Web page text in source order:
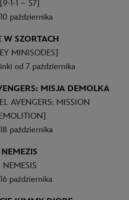
[9-1-1 – S7]
października
W SZORTACH
MINISODES]
od 7 października
MISJA DEMOLKA
AVENGERS: MISSION
października
NEMEZIS
NEMESIS
października